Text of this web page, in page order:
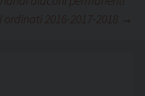
2016-2017-2018 →